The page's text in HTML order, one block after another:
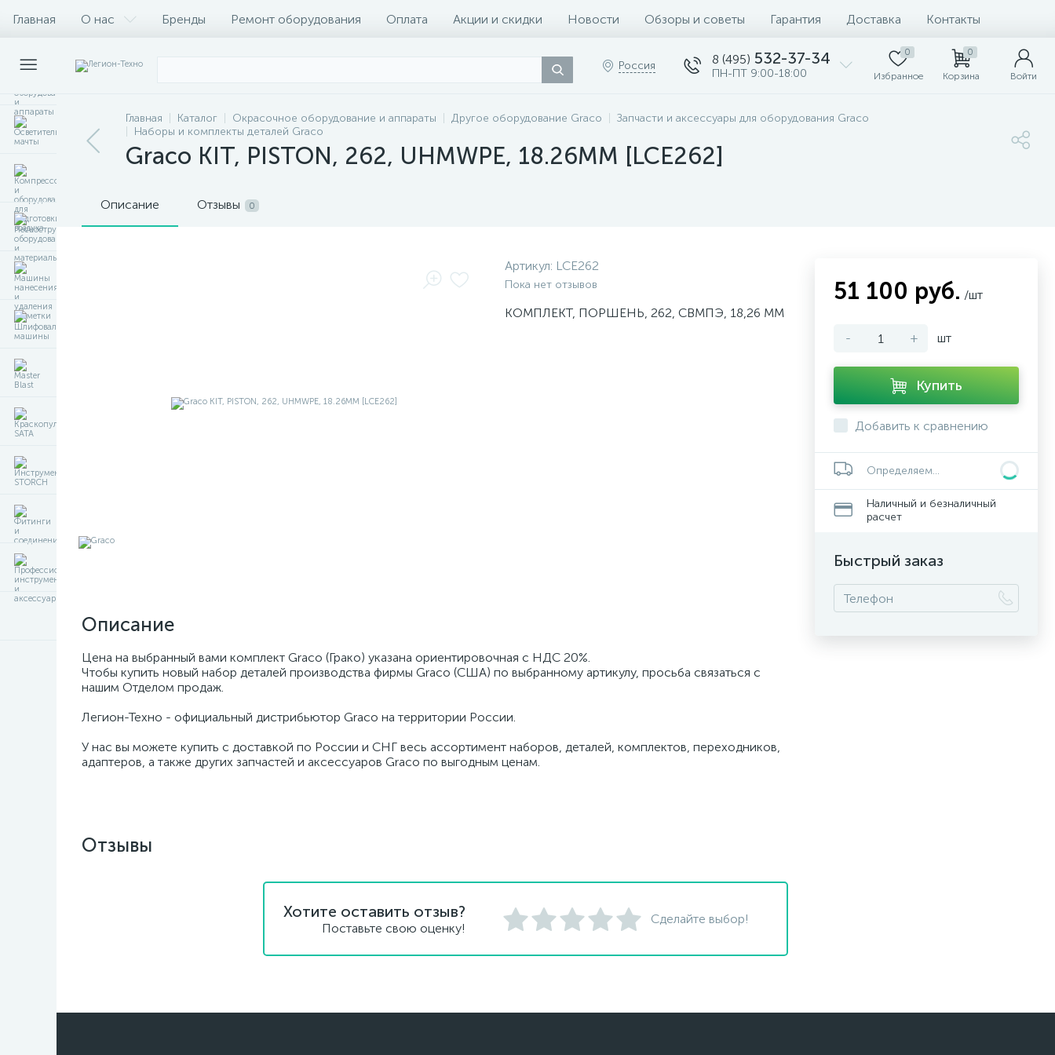
Главная О нас Бренды Ремонт оборудования Оплата Акции и скидки Новости Обзоры и советы Гарантия Доставка Контакты
Россия 8 (495) 532-37-34
ПН-ПТ 9:00-18:00
0
Избранное
0
Корзина Войти
Главная Каталог Окрасочное оборудование и аппараты Другое оборудование Graco
Запчасти и аксессуары для оборудования Graco
Наборы и комплекты деталей Graco
Graco KIT, PISTON, 262, UHMWPE, 18.26MM [LCE262]
Описание Отзывы 0
Артикул: LCE262
Пока нет отзывов
КОМПЛЕКТ, ПОРШЕНЬ, 262, СВМПЭ, 18,26 ММ
Описание
Цена на выбранный вами комплект Graco (Грако) указана ориентировочная с НДС 20%.
Чтобы купить новый набор деталей производства фирмы Graco (США) по выбранному артикулу, просьба связаться с
нашим Отделом продаж.
Легион-Техно - официальный дистрибьютор Graco на территории России.
У нас вы можете купить с доставкой по России и СНГ весь ассортимент наборов, деталей, комплектов, переходников,
адаптеров, а также других запчастей и аксессуаров Graco по выгодным ценам.
51 100 руб. /шт
- + шт
Купить
Добавить к сравнению
Определяем...
Наличный и безналичный
расчет
Быстрый заказ
Отзывы
Хотите оставить отзыв?
Поставьте свою оценку!
Сделайте выбор!